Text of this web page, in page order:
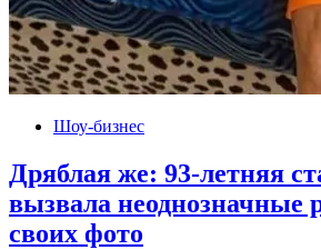
Шоу-бизнес
Дряблая же: 93-летняя
вызвала неоднозначные
своих фото